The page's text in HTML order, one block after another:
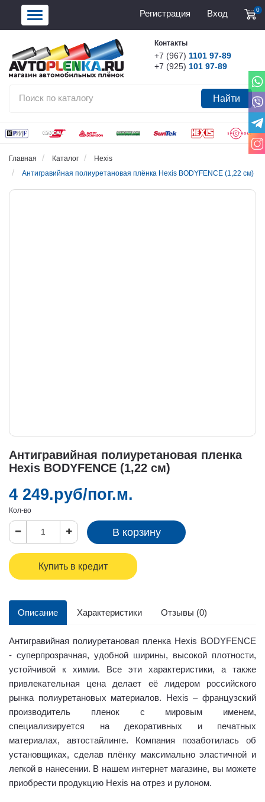
Регистрация Вход 0
Найти
Контакты
+7 (967) 1101 97-89
+7 (925) 101 97-89
Главная Каталог
Hexis
Антигравийная полиуретановая плёнка Hexis BODYFENCE (1,22 см)
Антигравийная полиуретановая пленка
Hexis BODYFENCE (1,22 см)
4 249.руб/пог.м.
Кол-во
В корзину
Купить в кредит
Описание Характеристики Отзывы (0)
Антигравийная полиуретановая пленка Hexis BODYFENCE
- суперпрозрачная, удобной ширины, высокой плотности,
устойчивой к химии. Все эти характеристики, а также
привлекательная цена делает её лидером российского
рынка полиуретановых материалов. Hexis – французский
производитель пленок с мировым именем,
специализируется на декоративных и печатных
материалах, автостайлинге. Компания позаботилась об
установщиках, сделав плёнку максимально эластичной и
легкой в нанесении. В нашем интернет магазине, вы можете
приобрести продукцию Hexis на отрез и рулоном.